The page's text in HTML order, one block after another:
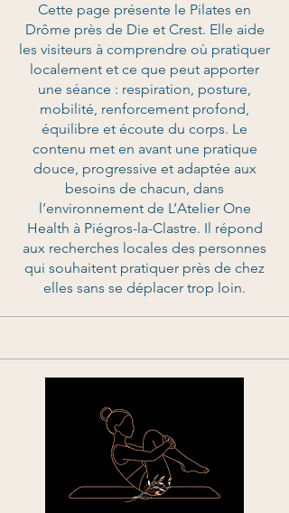
Cette page présente le Pilates en
Drôme près de Die et Crest. Elle aide
les visiteurs à comprendre où pratiquer
localement et ce que peut apporter
une séance : respiration, posture,
mobilité, renforcement profond,
équilibre et écoute du corps. Le
contenu met en avant une pratique
douce, progressive et adaptée aux
besoins de chacun, dans
l’environnement de L’Atelier One
Health à Piégros-la-Clastre. Il répond
aux recherches locales des personnes
qui souhaitent pratiquer près de chez
elles sans se déplacer trop loin.